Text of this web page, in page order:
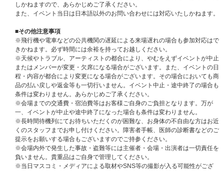
※当選発表のマイページ通知は目安時間になり、前後する可能性がございま
す。
のでご注意ください。
マイページ通知についてはこちら
※メンバー全員お見送り会の参加方法などの詳細は後日ticket boardよりメ
ールにてご案内する予定です。必ずご確認いただけますようお願いいたしま
す。
■メンバー全員お見送り会応募対象商品
All of You【メンバー全員お見送り会応募商品】
※ご購入時に「メンバー全員お見送り会応募商品」と記載のある商品を選ん
でご購入ください。通常商品をご購入いただいても応募抽選の対象にはなり
ません。
※販売ストアにて対象商品のいずれか1枚または1セットご予約(ご決済完了)
と同時に自動エントリーとなり、お客様から別途お申し込み作業は必要ござ
いません。
しかねますので、あらかじめご了承ください。
また、イベント当日は日本語以外のお問い合わせには対応いたしかねます。
■その他注意事項
※飛行機や電車などの公共機関の遅延による来場遅れの場合も参加対応はで
きかねます。必ず時間には余裕を持ってお越しください。
※天候やトラブル、アーティストの都合により、やむをえずイベントが中止
またはメンバーが変更・欠席になる場合がございます。また、イベントの日
程・内容が都合により変更になる場合がございます。その場合においても商
品の払い戻しや返金等も一切行いません。イベント中止・途中終了の場合も
条件は変わりません。あらかじめご了承ください。
※会場までの交通費・宿泊費等はお客様ご自身のご負担となります。万が
一、イベントが中止や途中終了になった場合も条件は変わりません。
※長時間待機列にてお待ちいただくのが困難な、お身体の不自由な方はお近
くのスタッフまでお申し付けください。障害者手帳、医師の診断書などのご
提示をお願いする場合もございますのでご持参ください。
※会場内外で発生した事故・盗難等には主催者・会場・出演者は一切責任を
負いません。貴重品はご自身で管理してください。
※当日マスコミ・メディアによる取材やSNS等の撮影が入る可能性がござ